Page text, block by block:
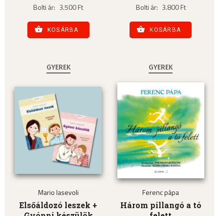
Bolti ár: 3.500 Ft
KOSÁRBA
Bolti ár: 3.800 Ft
KOSÁRBA
GYEREK
Mario Iasevoli
Elsőáldozó leszek +
GYEREK
Ferenc pápa
Három pillangó a tó